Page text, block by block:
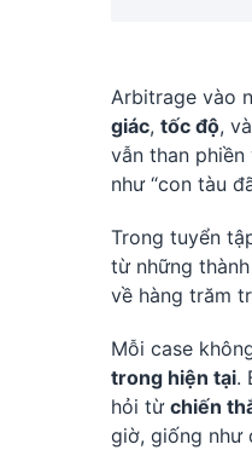
Arbitrage vào
giác, tốc độ, và
vẫn than
như “con tàu
Trong tuyển
từ những
về hàng trăm
Mỗi case
trong hiện tại.
hỏi từ chiến
giờ, giống như